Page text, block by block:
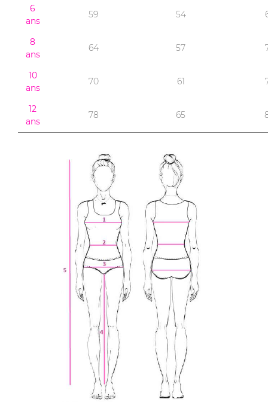
6
ans
59 54
8
ans
64 57
10
ans
70 61
12
ans
78 65